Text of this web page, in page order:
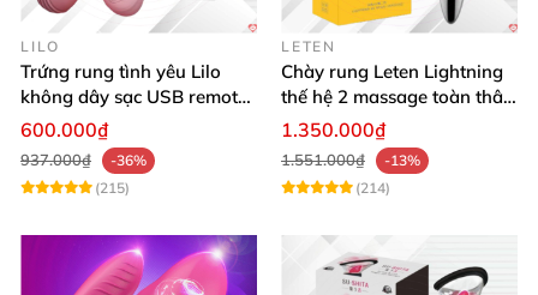
LILO
Trứng rung tình yêu Lilo
không dây sạc USB remote
điều khiển từ xa
600.000₫
937.000₫
-36%
(215)
LETEN
Chày rung Leten Lightning
thế hệ 2 massage toàn thân
nhiều tần số rung phát
1.350.000₫
1.551.000₫
-13%
(214)